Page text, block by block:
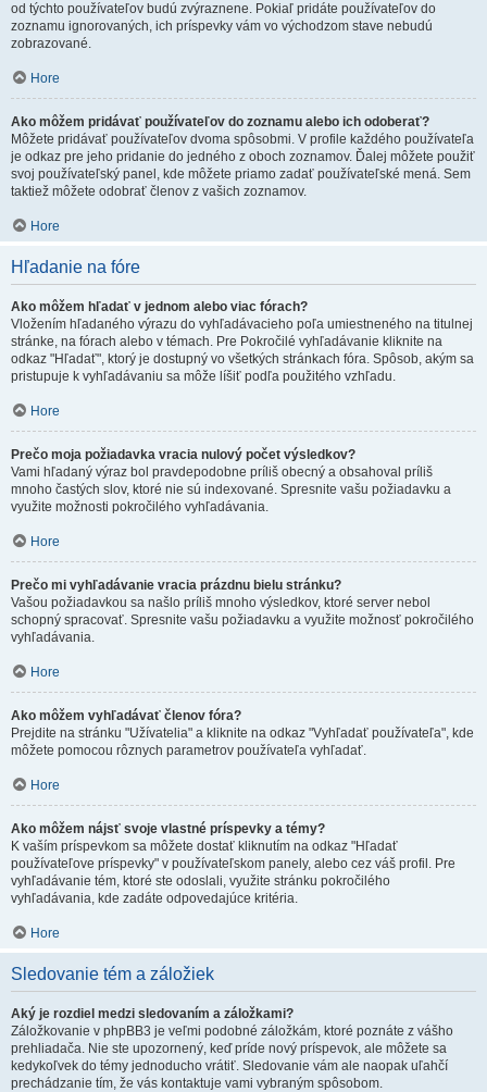
od týchto používateľov budú zvýraznene. Pokiaľ pridáte používateľov do
zoznamu ignorovaných, ich príspevky vám vo východzom stave nebudú
zobrazované.
Hore
Ako môžem pridávať používateľov do zoznamu alebo ich odoberať?
Môžete pridávať používateľov dvoma spôsobmi. V profile každého používateľa
je odkaz pre jeho pridanie do jedného z oboch zoznamov. Ďalej môžete použiť
svoj používateľský panel, kde môžete priamo zadať používateľské mená. Sem
taktiež môžete odobrať členov z vašich zoznamov.
Hore
Hľadanie na fóre
Ako môžem hľadať v jednom alebo viac fórach?
Vložením hľadaného výrazu do vyhľadávacieho poľa umiestneného na titulnej
stránke, na fórach alebo v témach. Pre Pokročilé vyhľadávanie kliknite na
odkaz "Hľadať", ktorý je dostupný vo všetkých stránkach fóra. Spôsob, akým sa
pristupuje k vyhľadávaniu sa môže líšiť podľa použitého vzhľadu.
Hore
Prečo moja požiadavka vracia nulový počet výsledkov?
Vami hľadaný výraz bol pravdepodobne príliš obecný a obsahoval príliš
mnoho častých slov, ktoré nie sú indexované. Spresnite vašu požiadavku a
využite možnosti pokročilého vyhľadávania.
Hore
Prečo mi vyhľadávanie vracia prázdnu bielu stránku?
Vašou požiadavkou sa našlo príliš mnoho výsledkov, ktoré server nebol
schopný spracovať. Spresnite vašu požiadavku a využite možnosť pokročilého
vyhľadávania.
Hore
Ako môžem vyhľadávať členov fóra?
Prejdite na stránku "Užívatelia" a kliknite na odkaz "Vyhľadať používateľa", kde
môžete pomocou rôznych parametrov používateľa vyhľadať.
Hore
Ako môžem nájsť svoje vlastné príspevky a témy?
K vaším príspevkom sa môžete dostať kliknutím na odkaz "Hľadať
používateľove príspevky" v používateľskom panely, alebo cez váš profil. Pre
vyhľadávanie tém, ktoré ste odoslali, využite stránku pokročilého
vyhľadávania, kde zadáte odpovedajúce kritéria.
Hore
Sledovanie tém a záložiek
Aký je rozdiel medzi sledovaním a záložkami?
Záložkovanie v phpBB3 je veľmi podobné záložkám, ktoré poznáte z vášho
prehliadača. Nie ste upozornený, keď príde nový príspevok, ale môžete sa
kedykoľvek do témy jednoducho vrátiť. Sledovanie vám ale naopak uľahčí
prechádzanie tím, že vás kontaktuje vami vybraným spôsobom.